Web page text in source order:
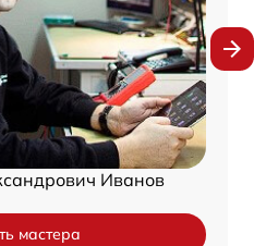
Иванов
мастера